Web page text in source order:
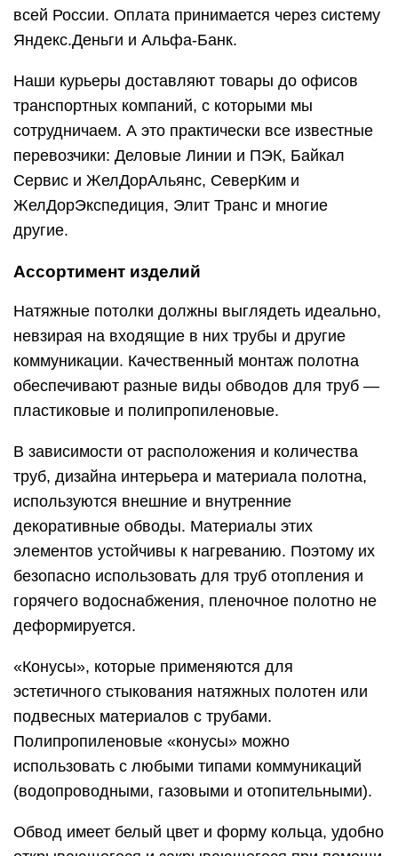
всей России. Оплата принимается через систему
Яндекс.Деньги и Альфа-Банк.
Наши курьеры доставляют товары до офисов
транспортных компаний, с которыми мы
сотрудничаем. А это практически все известные
перевозчики: Деловые Линии и ПЭК, Байкал
Сервис и ЖелДорАльянс, СеверКим и
ЖелДорЭкспедиция, Элит Транс и многие
другие.
Ассортимент изделий
Натяжные потолки должны выглядеть идеально,
невзирая на входящие в них трубы и другие
коммуникации. Качественный монтаж полотна
обеспечивают разные виды обводов для труб —
пластиковые и полипропиленовые.
В зависимости от расположения и количества
труб, дизайна интерьера и материала полотна,
используются внешние и внутренние
декоративные обводы. Материалы этих
элементов устойчивы к нагреванию. Поэтому их
безопасно использовать для труб отопления и
горячего водоснабжения, пленочное полотно не
деформируется.
«Конусы», которые применяются для
эстетичного стыкования натяжных полотен или
подвесных материалов с трубами.
Полипропиленовые «конусы» можно
использовать с любыми типами коммуникаций
(водопроводными, газовыми и отопительными).
Обвод имеет белый цвет и форму кольца, удобно